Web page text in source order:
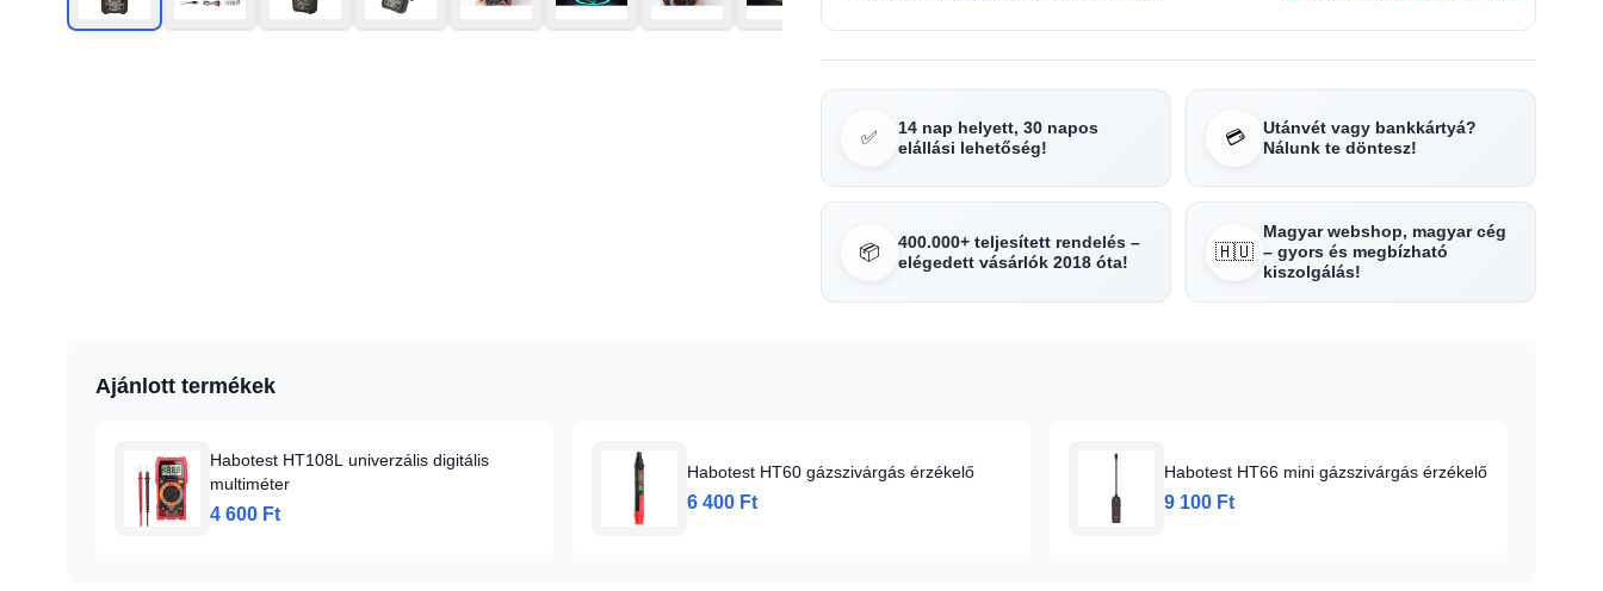
✅
14 nap helyett, 30 napos
elállási lehetőség!
💳
Utánvét vagy bankkártyá?
Nálunk te döntesz!
📦
400.000+ teljesített rendelés –
elégedett vásárlók 2018 óta!
🇭🇺
Magyar webshop, magyar cég
– gyors és megbízható
kiszolgálás!
Ajánlott termékek
Habotest HT108L univerzális digitális
multiméter
4 600 Ft
Habotest HT60 gázszivárgás érzékelő
6 400 Ft
Habotest HT66 mini gázszivárgás érzékelő
9 100 Ft